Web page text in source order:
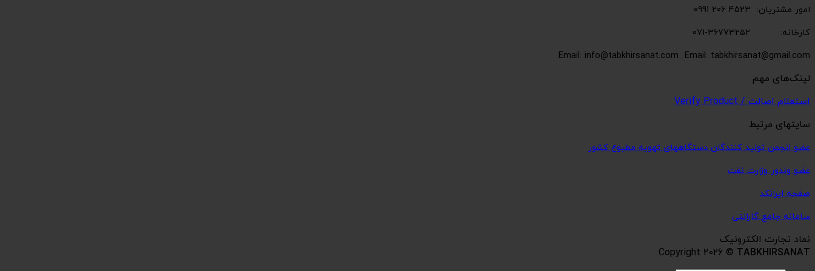
امور مشتریان: 4523 206 0991
کارخانه: 36773252-071
Email: info@tabkhirsanat.com Email: tabkhirsanat@gmail.com
لینک‌های مهم
استعلام اصالت / Verify Product
سایتهای مرتبط
عضو انجمن تولید کنندگان دستگاههای تهویه مطبوع کشور
عضو وندور وزارت نفت
صفحه ایرانکد
سامانه جامع گارانتی
نماد تجارت الکترونیک
Copyright 2026 © TABKHIRSANAT